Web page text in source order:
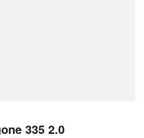
335 2.0